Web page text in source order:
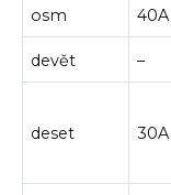
osm 40A
devět –
deset 30A